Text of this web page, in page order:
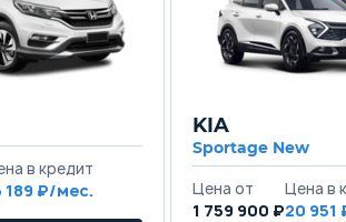
189
KIA
Sportage New
1 759 900 ₽20 951